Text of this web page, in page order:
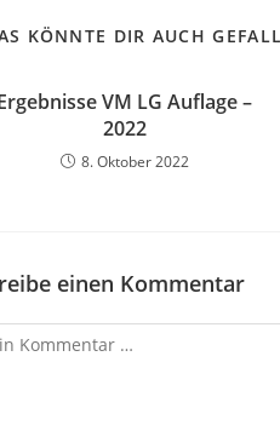
KÖNNTE DIR AUCH
VM LG Auflage –
2022
8. Oktober 2022
einen Kommentar